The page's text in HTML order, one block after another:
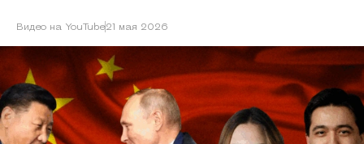
Видео на YouTube21 мая 2026